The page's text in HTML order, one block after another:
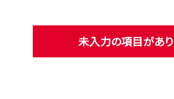
未入力の項目があ